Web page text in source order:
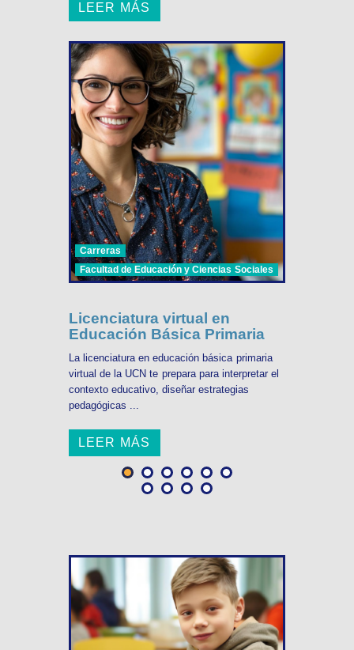
LEER MÁS
Carreras
Facultad de Educación y Ciencias Sociales
Licenciatura virtual en
Educación Básica Primaria
La licenciatura en educación básica primaria
virtual de la UCN te prepara para interpretar el
contexto educativo, diseñar estrategias
pedagógicas ...
LEER MÁS